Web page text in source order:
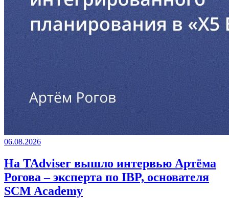
06.08.2026
На TAdviser вышло интервью Артёма
Рогова – эксперта по IBP, основателя
SCM Academy